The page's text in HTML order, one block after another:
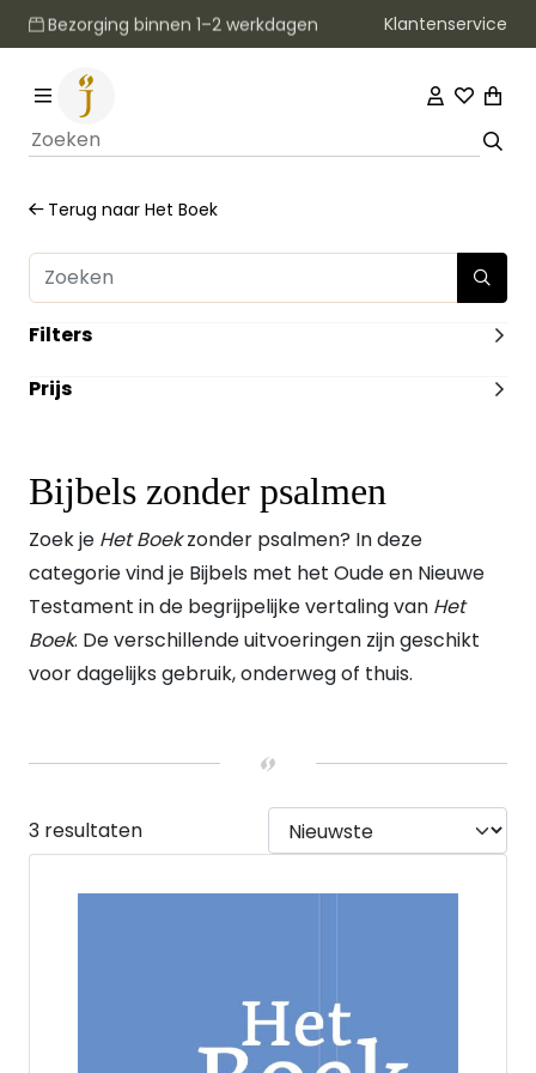
Bezorging binnen 1–2 werkdagen Klantenservice
Terug naar Het Boek
Filters
Groot
Zonder Illustraties
DUIMGREPEN
Geen duimgrepen
KOKER
Geen koker (3)
VERWACHT
Nee
HEEFT DUMMY VOORRAAD
Nee (3)
Prijs
Bijbels zonder psalmen
Zoek je Het Boekzonder psalmen? In deze
categorie vind je Bijbels met het Oude en Nieuwe
Testament in de begrijpelijke vertaling van Het
Boek. De verschillende uitvoeringen zijn geschikt
voor dagelijks gebruik, onderweg of thuis.
3 resultaten